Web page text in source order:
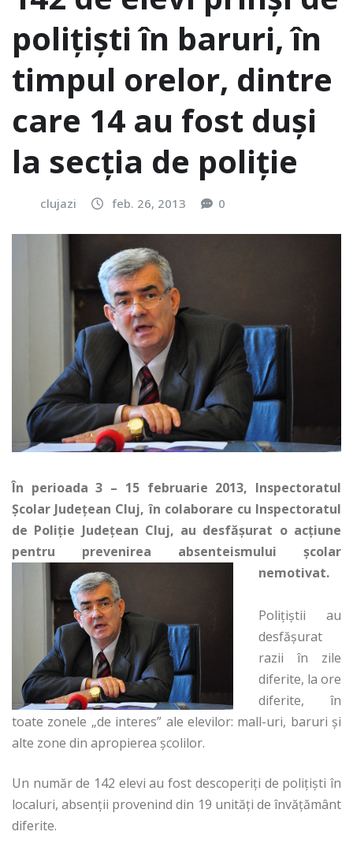
polițiști în baruri, în
timpul orelor, dintre
care 14 au fost duși
la secția de poliție
clujazi feb. 26, 2013 0
În perioada 3 – 15 februarie 2013, Inspectoratul
Școlar Județean Cluj, în colaborare cu Inspectoratul
de Poliție Județean Cluj, au desfășurat o acțiune
pentru prevenirea absenteismului școlar
nemotivat.
Polițiștii au
desfășurat
razii în zile
diferite, la ore
diferite, în
toate zonele „de interes” ale elevilor: mall-uri, baruri și
alte zone din apropierea școlilor.
Un număr de 142 elevi au fost descoperiți de polițiști în
localuri, absenții provenind din 19 unități de învățământ
diferite.